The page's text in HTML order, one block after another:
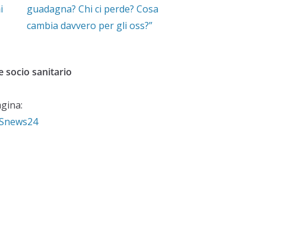
guadagna? Chi ci perde? Cosa
cambia davvero per gli oss?”
socio sanitario